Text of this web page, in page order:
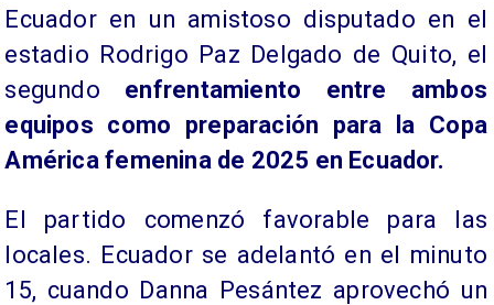
Ecuador en un amistoso disputado en el
estadio Rodrigo Paz Delgado de Quito, el
segundo enfrentamiento entre ambos
equipos como preparación para la Copa
América femenina de 2025 en Ecuador.
El partido comenzó favorable para las
locales. Ecuador se adelantó en el minuto
15, cuando Danna Pesántez aprovechó un